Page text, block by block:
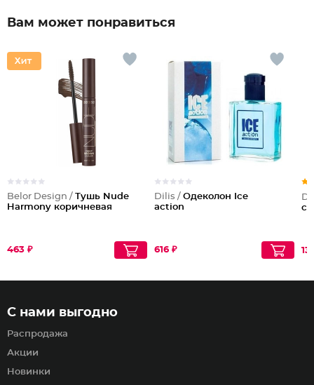
Вам может понравиться
Belor Design / Тушь Nude
Harmony коричневая
463 ₽
Dilis / Одеколон Ice
action
616 ₽
С нами выгодно
Распродажа
Акции
Новинки